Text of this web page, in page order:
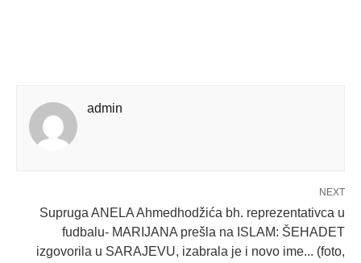
admin
NEXT
Supruga ANELA Ahmedhodžića bh. reprezentativca u
fudbalu- MARIJANA prešla na ISLAM: ŠEHADET
izgovorila u SARAJEVU, izabrala je i novo ime... (foto,